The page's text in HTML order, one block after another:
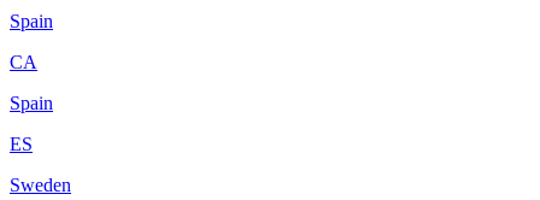
Spain
CA
Spain
ES
Sweden